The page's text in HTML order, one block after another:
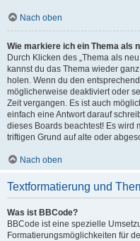
Nach oben
Wie markiere ich ein Thema als
Durch Klicken des „Thema als
kannst du das Thema wieder
holen. Wenn du den
möglicherweise deaktiviert oder
Zeit vergangen. Es ist auch
einfach eine Antwort darauf
dieses Boards beachtest! Es wird
triftigen Grund auf alte oder
Nach oben
Textformatierung und
Was ist BBCode?
BBCode ist eine spezielle
Formatierungsmöglichkeiten für